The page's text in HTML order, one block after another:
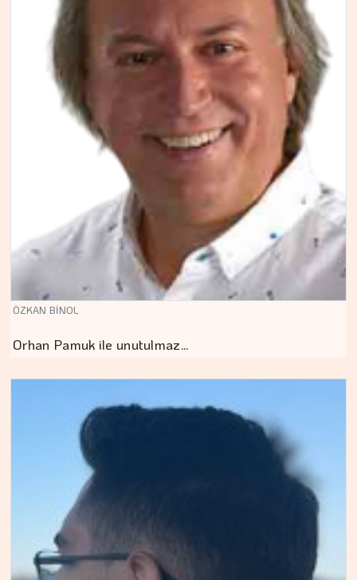
ÖZKAN BİNOL
Orhan Pamuk ile unutulmaz…